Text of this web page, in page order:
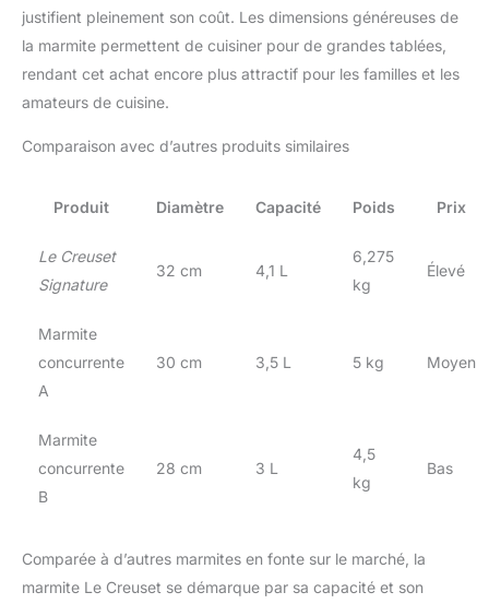
justifient pleinement son coût. Les dimensions généreuses de
la marmite permettent de cuisiner pour de grandes tablées,
rendant cet achat encore plus attractif pour les familles et les
amateurs de cuisine.
Comparaison avec d’autres produits similaires
Produit Diamètre Capacité Poids Prix
Le Creuset
Signature
32 cm 4,1 L
6,275
kg
Élevé
Marmite
concurrente
A
30 cm 3,5 L 5 kg Moyen
Marmite
concurrente
B
28 cm 3 L
4,5
kg
Bas
Comparée à d’autres marmites en fonte sur le marché, la
marmite Le Creuset se démarque par sa capacité et son